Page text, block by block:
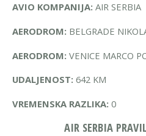
AVIO KOMPANIJA: AIR SERBIA
AERODROM: BELGRADE
AERODROM: VENICE MARCO
UDALJENOST: 642 KM
VREMENSKA RAZLIKA: 0
AIR SERBIA